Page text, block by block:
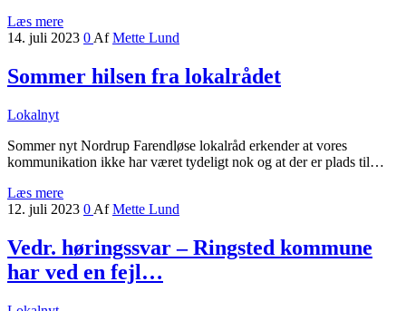
Læs mere
14. juli 2023 0Af Mette Lund
Sommer hilsen fra lokalrådet
Lokalnyt
Sommer nyt Nordrup Farendløse lokalråd erkender at vores
kommunikation ikke har været tydeligt nok og at der er plads til…
Læs mere
12. juli 2023 0 Af Mette Lund
Vedr. høringssvar – Ringsted kommune
har ved en fejl…